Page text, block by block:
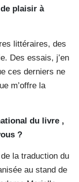
plaisir à
littéraires, des
Des essais, j’en
ces derniers ne
m’offre la
du livre ,
?
la traduction du
au stand de